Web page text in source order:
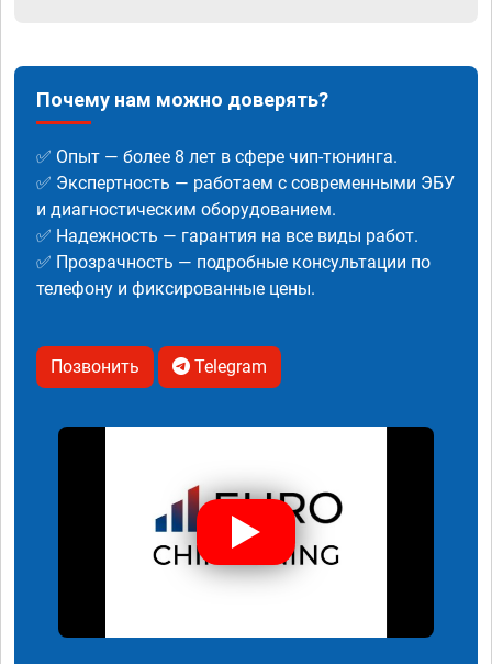
Почему нам можно доверять?
✅ Опыт — более 8 лет в сфере чип-тюнинга.
✅ Экспертность — работаем с современными ЭБУ
и диагностическим оборудованием.
✅ Надежность — гарантия на все виды работ.
✅ Прозрачность — подробные консультации по
телефону и фиксированные цены.
Позвонить Telegram